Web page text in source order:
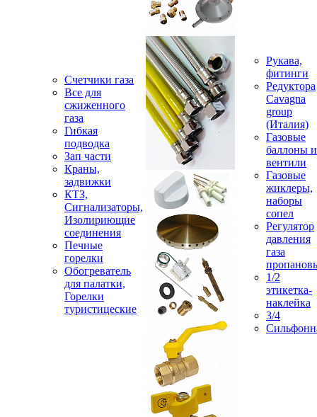
Счетчики газа
Все для
сжиженного
газа
Гибкая
подводка
Зап части
Краны,
задвижки
КТЗ,
Сигнализаторы,
Изолириющие
соединения
Печные
горелки
Обогреватель
для палатки,
Горелки
туристицеские
Рукава,
фитинги
Редуктора
Cavagna
group
(Италия)
Газовые
баллоны и
вентили
Газовые
жиклеры,
наборы
сопел
Регулятор
давления
газа
1/2
этикетка-
наклейка
3/4